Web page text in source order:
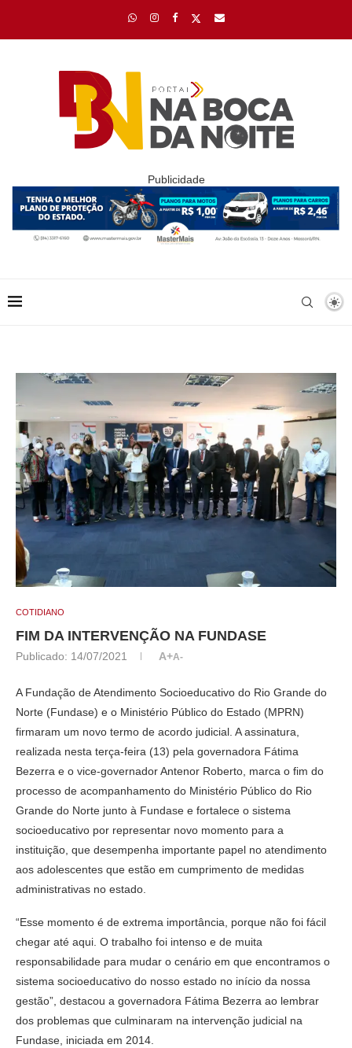
Publicidade
COTIDIANO
FIM DA INTERVENÇÃO NA FUNDASE
Publicado: 14/07/2021 A+A-
A Fundação de Atendimento Socioeducativo do Rio Grande do
Norte (Fundase) e o Ministério Público do Estado (MPRN)
firmaram um novo termo de acordo judicial. A assinatura,
realizada nesta terça-feira (13) pela governadora Fátima
Bezerra e o vice-governador Antenor Roberto, marca o fim do
processo de acompanhamento do Ministério Público do Rio
Grande do Norte junto à Fundase e fortalece o sistema
socioeducativo por representar novo momento para a
instituição, que desempenha importante papel no atendimento
aos adolescentes que estão em cumprimento de medidas
administrativas no estado.
“Esse momento é de extrema importância, porque não foi fácil
chegar até aqui. O trabalho foi intenso e de muita
responsabilidade para mudar o cenário em que encontramos o
sistema socioeducativo do nosso estado no início da nossa
gestão”, destacou a governadora Fátima Bezerra ao lembrar
dos problemas que culminaram na intervenção judicial na
Fundase, iniciada em 2014.